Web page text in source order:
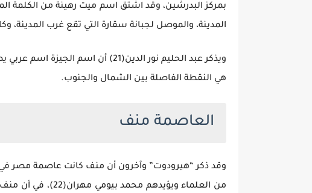
المدينة، والموصل لجبانة سقارة التي تقع غرب المدينة،
ويذكر عبد الحليم نور الدين(21)
هي النقطة الفاصلة بين الشمال والجنوب.
العاصمة منف
وقد ذكر “هيرودوت” وآخرون أن منف كانت عاصمة مصر في
من العلماء